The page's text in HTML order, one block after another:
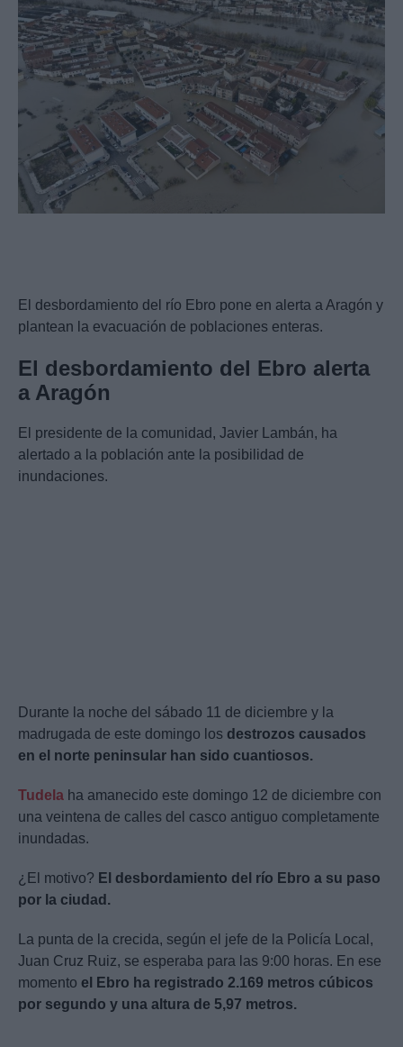
El desbordamiento del río Ebro pone en alerta a Aragón y
plantean la evacuación de poblaciones enteras.
El desbordamiento del Ebro alerta
a Aragón
El presidente de la comunidad, Javier Lambán, ha
alertado a la población ante la posibilidad de
inundaciones.
Durante la noche del sábado 11 de diciembre y la
madrugada de este domingo los destrozos causados
en el norte peninsular han sido cuantiosos.
Tudela ha amanecido este domingo 12 de diciembre con
una veintena de calles del casco antiguo completamente
inundadas.
¿El motivo? El desbordamiento del río Ebro a su paso
por la ciudad.
La punta de la crecida, según el jefe de la Policía Local,
Juan Cruz Ruiz, se esperaba para las 9:00 horas. En ese
momento el Ebro ha registrado 2.169 metros cúbicos
por segundo y una altura de 5,97 metros.